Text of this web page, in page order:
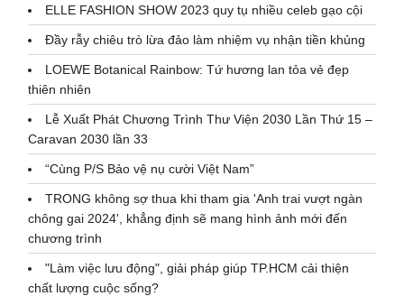
ELLE FASHION SHOW 2023 quy tụ nhiều celeb gạo cội
Đầy rẫy chiêu trò lừa đảo làm nhiệm vụ nhận tiền khủng
LOEWE Botanical Rainbow: Tứ hương lan tỏa vẻ đẹp
thiên nhiên
Lễ Xuất Phát Chương Trình Thư Viện 2030 Lần Thứ 15 –
Caravan 2030 lần 33
“Cùng P/S Bảo vệ nụ cười Việt Nam”
TRONG không sợ thua khi tham gia 'Anh trai vượt ngàn
chông gai 2024', khẳng định sẽ mang hình ảnh mới đến
chương trình
"Làm việc lưu động", giải pháp giúp TP.HCM cải thiện
chất lượng cuộc sống?